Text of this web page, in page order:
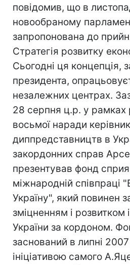
повідомив, що в
новообраному
запропонована до
Стратегія розвитку
Сьогодні ця концепція,
президента,
незалежних центрах.
28 серпня ц.р. у рамках
восьмої наради
диппредставництв в
закордонних справ
презентував фонд
міжнародній співпраці
Україну", який повинен
зміцненням і розвитком
України за кордоном.
заснований в липні
ініціативою самого